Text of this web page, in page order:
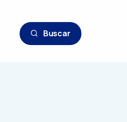
Buscar